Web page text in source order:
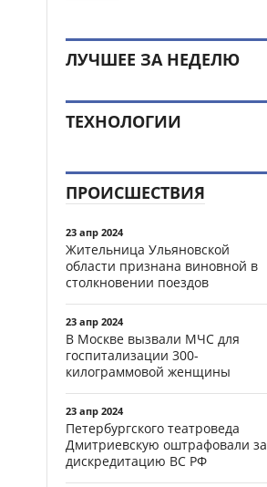
ЛУЧШЕЕ ЗА НЕДЕЛЮ
ТЕХНОЛОГИИ
ПРОИСШЕСТВИЯ
23 апр 2024
Жительница Ульяновской
области признана виновной в
столкновении поездов
23 апр 2024
В Москве вызвали МЧС для
госпитализации 300-
килограммовой женщины
23 апр 2024
Петербургского театроведа
Дмитриевскую оштрафовали за
дискредитацию ВС РФ